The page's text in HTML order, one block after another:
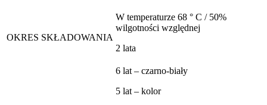
OKRES SKŁADOWANIA
W temperaturze 68 ° C / 50%
wilgotności względnej
2 lata
6 lat – czarno-biały
5 lat – kolor